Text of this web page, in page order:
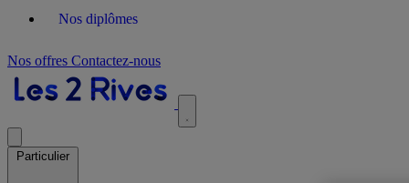
Nos diplômes
Nos offres Contactez-nous
Particulier